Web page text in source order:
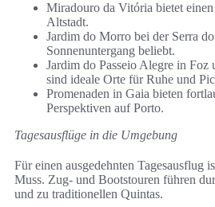
Miradouro da Vitória bietet
Altstadt.
Jardim do Morro bei der Serra
Sonnenuntergang beliebt.
Jardim do Passeio Alegre in Foz
sind ideale Orte für Ruhe und
Promenaden in Gaia bieten
Perspektiven auf Porto.
Tagesausflüge in die Umgebung
Für einen ausgedehnten Tagesausflug
Muss. Zug- und Bootstouren führen
und zu traditionellen Quintas.